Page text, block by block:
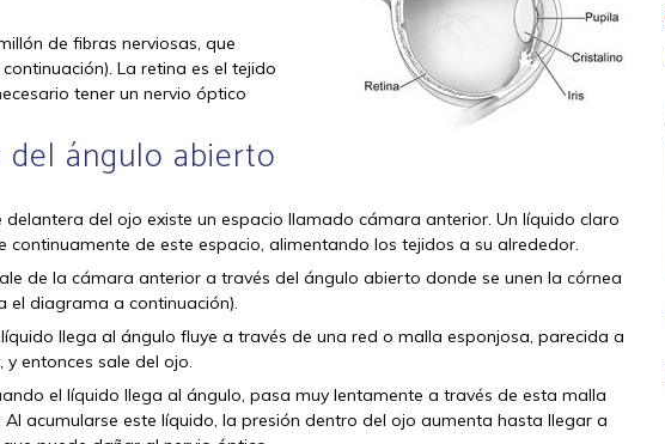
de fibras nerviosas, que
La retina es el tejido
tener un nervio óptico
ángulo abierto
delantera del ojo existe un espacio llamado cámara anterior. Un líquido claro
continuamente de este espacio, alimentando los tejidos a su alrededor.
de la cámara anterior a través del ángulo abierto donde se unen la córnea
el diagrama a continuación).
llega al ángulo fluye a través de una red o malla esponjosa, parecida a
y entonces sale del ojo.
el líquido llega al ángulo, pasa muy lentamente a través de esta malla
Al acumularse este líquido, la presión dentro del ojo aumenta hasta llegar a